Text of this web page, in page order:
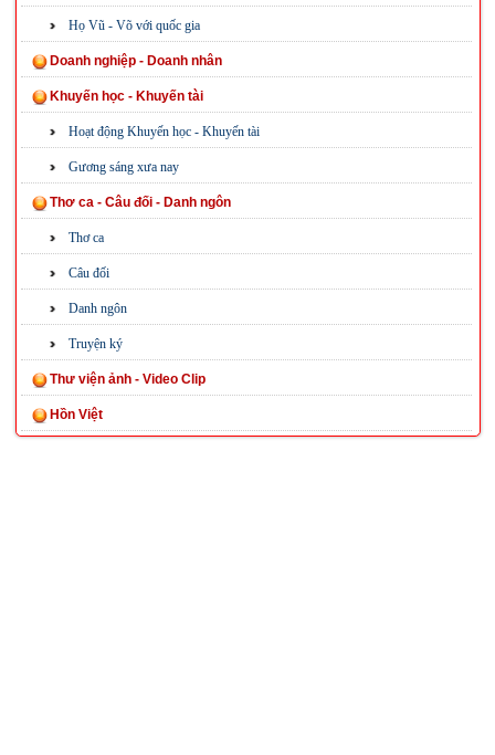
Họ Vũ - Võ với quốc gia
Doanh nghiệp - Doanh nhân
Khuyến học - Khuyến tài
Hoạt động Khuyến học - Khuyến tài
Gương sáng xưa nay
Thơ ca - Câu đối - Danh ngôn
Thơ ca
Câu đối
Danh ngôn
Truyện ký
Thư viện ảnh - Video Clip
Hồn Việt